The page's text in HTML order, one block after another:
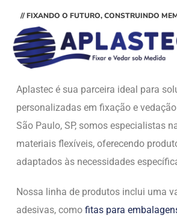
// FIXANDO O FUTURO, CONSTRUINDO
Aplastec é sua parceira ideal para
personalizadas em fixação e
São Paulo, SP, somos especialistas
materiais flexíveis, oferecendo
adaptados às necessidades
Nossa linha de produtos inclui uma
adesivas, como fitas para